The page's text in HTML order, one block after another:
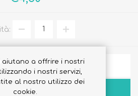
ALLA LISTA DEI DESIDERI
ACQUISTA
aiutano a offrire i nostri
i nostri servizi,
al nostro utilizzo dei
cookie.